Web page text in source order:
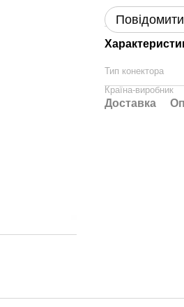
Тип конектора
Країна-виробник
Доставка